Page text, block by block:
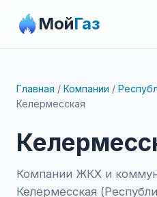
МойГаз
Главная / Компании /
Келермесская
Компании ЖКХ и
Келермесская